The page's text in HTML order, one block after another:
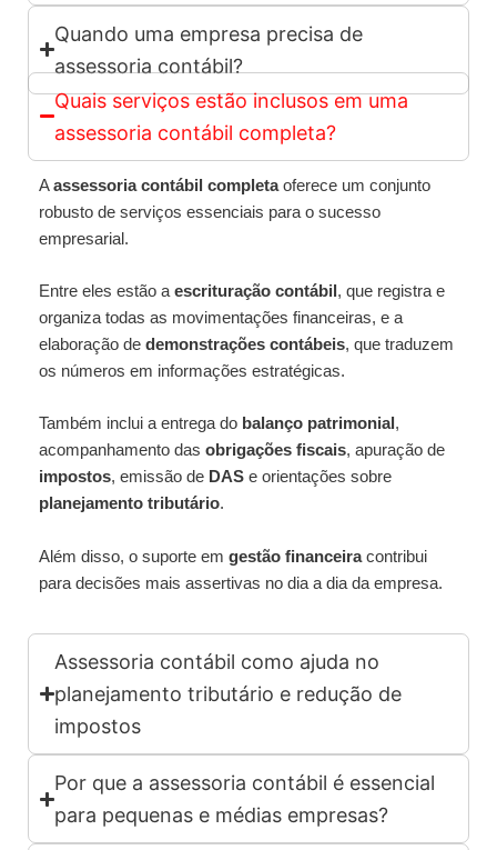
Quando uma empresa precisa de
assessoria contábil?
Quais serviços estão inclusos em uma
assessoria contábil completa?
Aassessoria contábil completaoferece um conjunto
robusto de serviços essenciais para o sucesso
empresarial.
Entre eles estão a escrituração contábil , que registra e
organiza todas as movimentações financeiras, e a
elaboração de demonstrações contábeis, que traduzem
os números em informações estratégicas.
Também inclui a entrega do balanço patrimonial ,
acompanhamento das obrigações fiscais, apuração de
impostos, emissão de DAS e orientações sobre
planejamento tributário.
Além disso, o suporte em gestão financeiracontribui
para decisões mais assertivas no dia a dia da empresa.
Assessoria contábil como ajuda no
planejamento tributário e redução de
impostos
Por que a assessoria contábil é essencial
para pequenas e médias empresas?